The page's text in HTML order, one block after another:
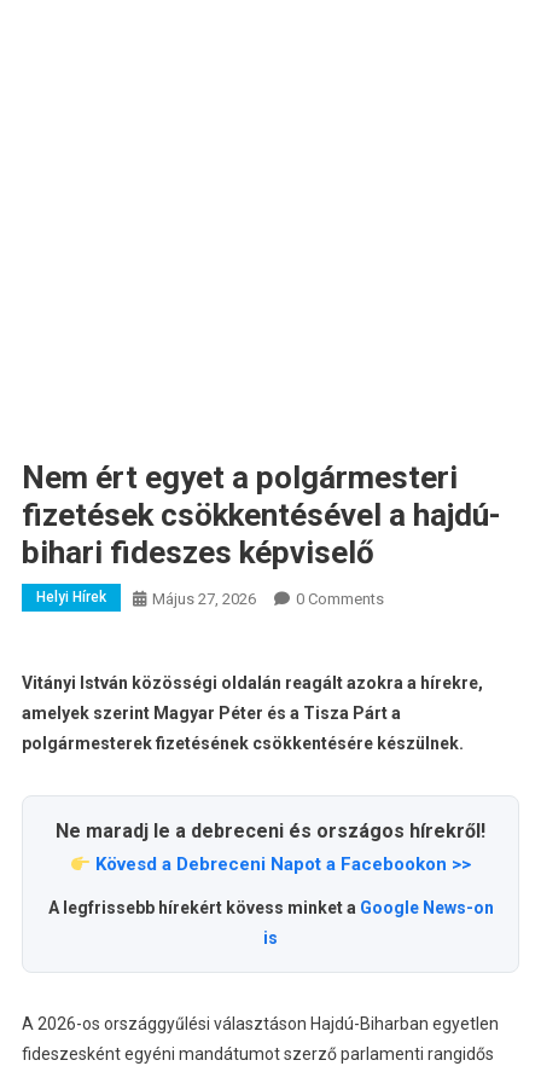
Nem ért egyet a polgármesteri
fizetések csökkentésével a hajdú-
bihari fideszes képviselő
Helyi Hírek Május 27, 2026 0 Comments
Vitányi István közösségi oldalán reagált azokra a hírekre,
amelyek szerint Magyar Péter és a Tisza Párta
polgármesterek fizetésének csökkentésére készülnek.
Ne maradj le a debreceni és országos hírekről!
Kövesd a Debreceni Napot a Facebookon >>
A legfrissebb hírekért kövess minket a Google News-on
is
A 2026-os országgyűlési választáson Hajdú-Biharban egyetlen
fideszesként egyéni mandátumot szerző parlamenti rangidős